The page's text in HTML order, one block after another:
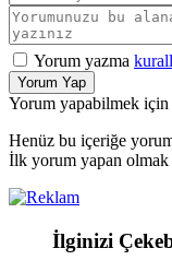
Yorum yazma
Yorum Yap
Yorum yapabilmek
Henüz bu içeriğe
İlk yorum yapan olmak
İlginizi